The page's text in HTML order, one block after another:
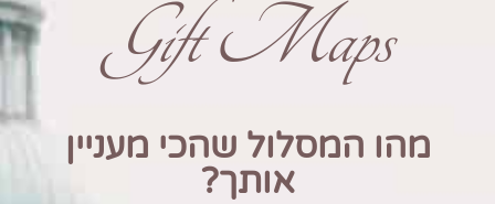
Gift Maps
מהו המסלול שהכי מעניין
אותך?